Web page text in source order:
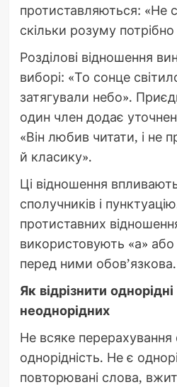
протиставляються: «Не
скільки розуму потрібно
Розділові відношення
виборі: «То сонце
затягували небо».
один член додає
«Він любив читати, і не
й класику».
Ці відношення
сполучників і
протиставних
використовують «а»
перед ними обов’язкова.
Як відрізнити
неоднорідних
Не всяке перерахування
однорідність. Не є
повторювані слова,